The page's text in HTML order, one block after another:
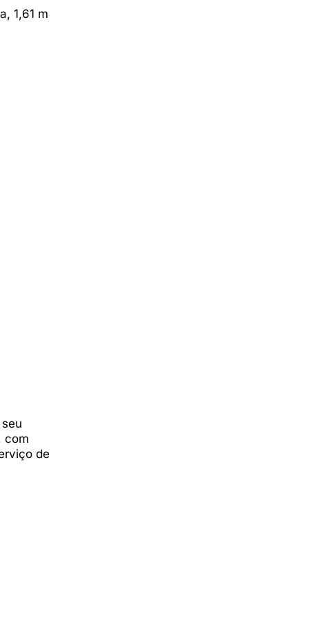
1,61 m
com
de